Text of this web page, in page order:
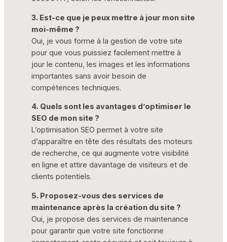
3. Est-ce que je peux mettre à jour mon site
moi-même ?
Oui, je vous forme à la gestion de votre site
pour que vous puissiez facilement mettre à
jour le contenu, les images et les informations
importantes sans avoir besoin de
compétences techniques.
4. Quels sont les avantages d’optimiser le
SEO de mon site ?
L’optimisation SEO permet à votre site
d’apparaître en tête des résultats des moteurs
de recherche, ce qui augmente votre visibilité
en ligne et attire davantage de visiteurs et de
clients potentiels.
5. Proposez-vous des services de
maintenance après la création du site ?
Oui, je propose des services de maintenance
pour garantir que votre site fonctionne